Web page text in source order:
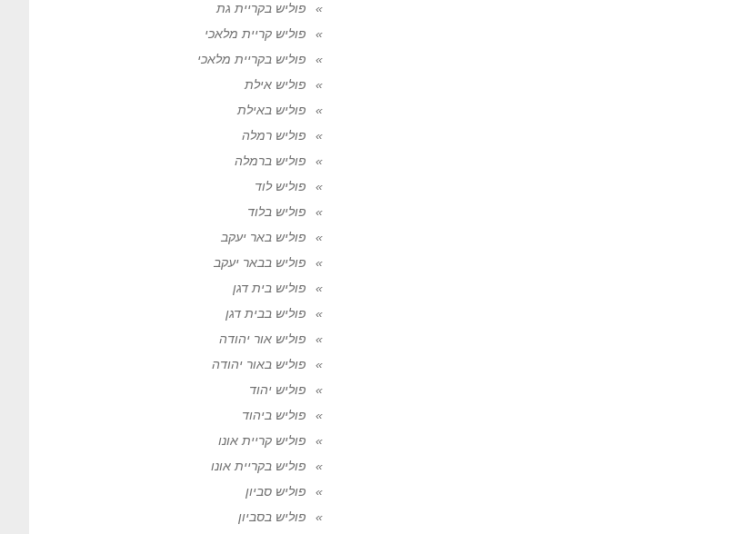
פוליש בקריית גת
פוליש קריית מלאכי
פוליש בקריית מלאכי
פוליש אילת
פוליש באילת
פוליש רמלה
פוליש ברמלה
פוליש לוד
פוליש בלוד
פוליש באר יעקב
פוליש בבאר יעקב
פוליש בית דגן
פוליש בבית דגן
פוליש אור יהודה
פוליש באור יהודה
פוליש יהוד
פוליש ביהוד
פוליש קריית אונו
פוליש בקריית אונו
פוליש סביון
פוליש בסביון